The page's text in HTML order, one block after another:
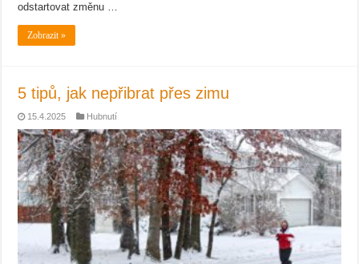
odstartovat změnu …
Zobrazit »
5 tipů, jak nepřibrat přes zimu
15.4.2025 Hubnutí